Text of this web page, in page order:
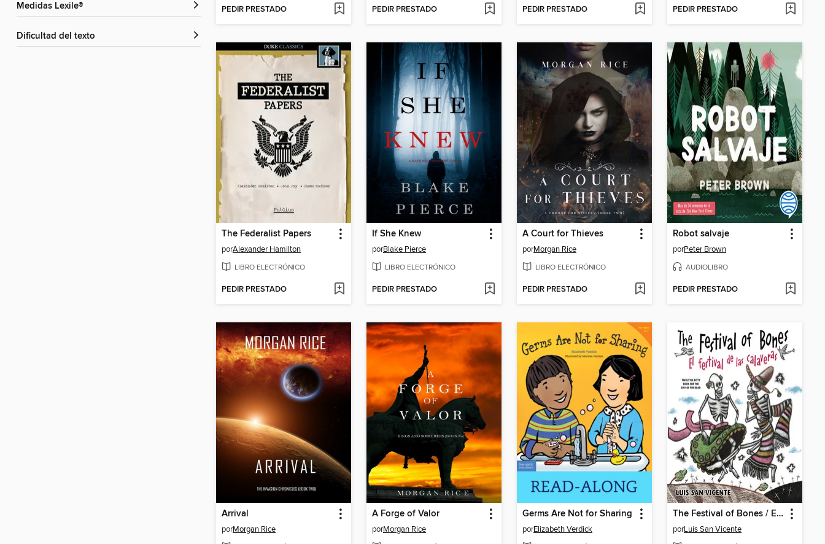
Medidas Lexile®
Dificultad del texto
PEDIR PRESTADO PEDIR PRESTADO PEDIR PRESTADO PEDIR PRESTADO
The Federalist Papers
porAlexander Hamilton
LIBRO ELECTRÓNICO
PEDIR PRESTADO
If She Knew
porBlake Pierce
LIBRO ELECTRÓNICO
PEDIR PRESTADO
A Court for Thieves
porMorgan Rice
LIBRO ELECTRÓNICO
PEDIR PRESTADO
Robot salvaje
porPeter Brown
AUDIOLIBRO
PEDIR PRESTADO
Arrival
porMorgan Rice
A Forge of Valor
porMorgan Rice
Germs Are Not for Sharing
porElizabeth Verdick
The Festival of Bones / El festival de las calaveras
porLuis San Vicente